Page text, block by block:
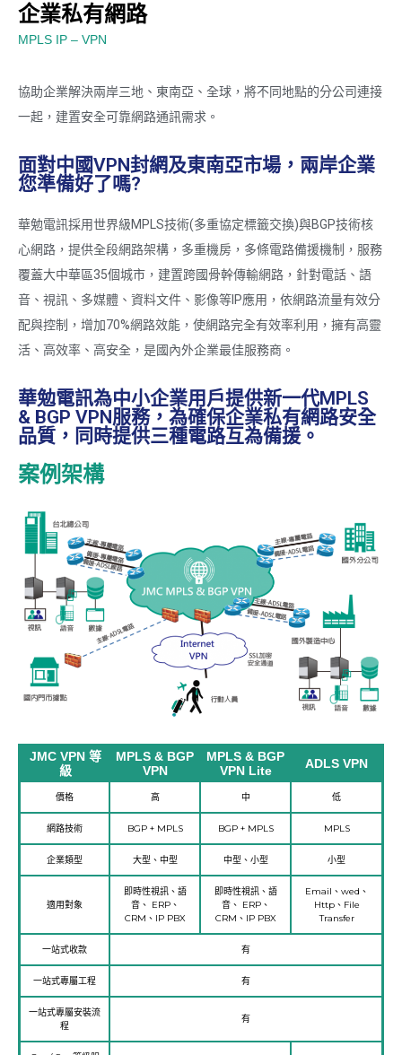
企業私有網路
MPLS IP – VPN
協助企業解決兩岸三地、東南亞、全球，將不同地點的分公司連接
一起，建置安全可靠網路通訊需求。
面對中國VPN封網及東南亞市場，兩岸企業
您準備好了嗎?
華勉電訊採用世界級MPLS技術(多重協定標籤交換)與BGP技術核
心網路，提供全段網路架構，多重機房，多條電路備援機制，服務
覆蓋大中華區35個城市，建置跨國骨幹傳輸網路，針對電話、語
音、視訊、多媒體、資料文件、影像等IP應用，依網路流量有效分
配與控制，增加70%網路效能，使網路完全有效率利用，擁有高靈
活、高效率、高安全，是國內外企業最佳服務商。
華勉電訊為中小企業用戶提供新一代MPLS
& BGP VPN服務，為確保企業私有網路安全
品質，同時提供三種電路互為備援。
案例架構
JMC VPN 等
級
MPLS & BGP
VPN
MPLS & BGP
VPN Lite
ADLS VPN
價格 高 中 低
網路技術 BGP + MPLS BGP + MPLS MPLS
企業類型 大型、中型 中型、小型 小型
適用對象
即時性視訊、語
音、 ERP、
CRM、IP PBX
即時性視訊、語
音、 ERP、
CRM、IP PBX
Email、wed、
Http、File
Transfer
一站式收款 有
一站式專屬工程 有
一站式專屬安裝流
程
有